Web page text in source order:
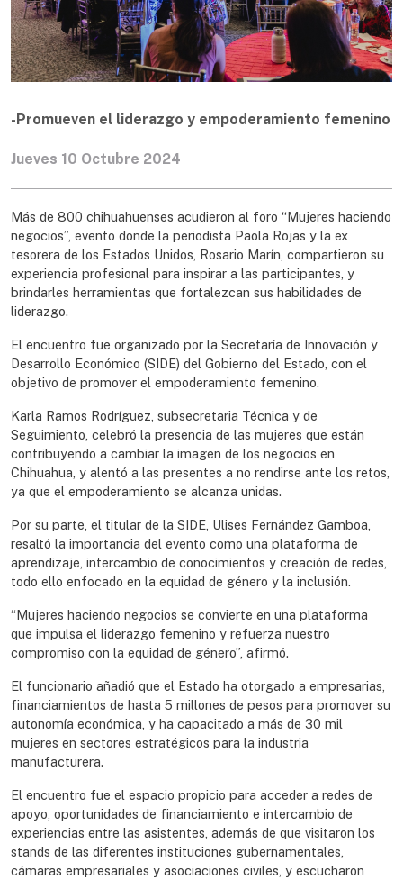
-Promueven el liderazgo y empoderamiento femenino
Jueves 10 Octubre 2024
Más de 800 chihuahuenses acudieron al foro “Mujeres haciendo
negocios”, evento donde la periodista Paola Rojas y la ex
tesorera de los Estados Unidos, Rosario Marín, compartieron su
experiencia profesional para inspirar a las participantes, y
brindarles herramientas que fortalezcan sus habilidades de
liderazgo.
El encuentro fue organizado por la Secretaría de Innovación y
Desarrollo Económico (SIDE) del Gobierno del Estado, con el
objetivo de promover el empoderamiento femenino.
Karla Ramos Rodríguez, subsecretaria Técnica y de
Seguimiento, celebró la presencia de las mujeres que están
contribuyendo a cambiar la imagen de los negocios en
Chihuahua, y alentó a las presentes a no rendirse ante los retos,
ya que el empoderamiento se alcanza unidas.
Por su parte, el titular de la SIDE, Ulises Fernández Gamboa,
resaltó la importancia del evento como una plataforma de
aprendizaje, intercambio de conocimientos y creación de redes,
todo ello enfocado en la equidad de género y la inclusión.
“Mujeres haciendo negocios se convierte en una plataforma
que impulsa el liderazgo femenino y refuerza nuestro
compromiso con la equidad de género”, afirmó.
El funcionario añadió que el Estado ha otorgado a empresarias,
financiamientos de hasta 5 millones de pesos para promover su
autonomía económica, y ha capacitado a más de 30 mil
mujeres en sectores estratégicos para la industria
manufacturera.
El encuentro fue el espacio propicio para acceder a redes de
apoyo, oportunidades de financiamiento e intercambio de
experiencias entre las asistentes, además de que visitaron los
stands de las diferentes instituciones gubernamentales,
cámaras empresariales y asociaciones civiles, y escucharon